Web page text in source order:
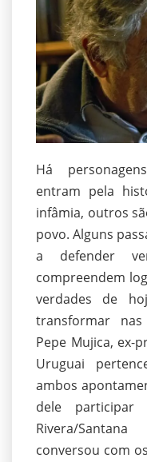
Há
entram pela
infâmia, outros
povo. Alguns
a defender
compreendem
verdades de
transformar
Pepe Mujica, ex-
Uruguai
ambos
dele
Rivera/
conversou com